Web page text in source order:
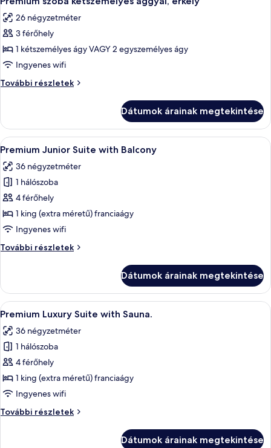
következő
szoba
összes
képének
megtekintése:
Prémium
szoba
ággyal,
erkély
26 négyzetméter
3 férőhely
1 kétszemélyes ágy VAGY 2 egyszemélyes ágy
Ingyenes wifi
További részletek
Prémium
erkély
további
részletei
Dátumok árainak megtekintése
A
következő
szoba
összes
képének
megtekintése:
Premium
Suite
Két ember pihen egy napozóágyon,
2
Premium Junior Suite with Balcony
36 négyzetméter
1 hálószoba
4 férőhely
1 king (extra méretű) franciaágy
Ingyenes wifi
További részletek
Premium
Balcony
további
részletei
Dátumok árainak megtekintése
A
következő
szoba
összes
képének
megtekintése:
Premium
Suite
Egy szállodai szoba, melyben zöld
1
Premium Luxury Suite with Sauna.
36 négyzetméter
1 hálószoba
4 férőhely
1 king (extra méretű) franciaágy
Ingyenes wifi
További részletek
Premium
Dátumok árainak megtekintése